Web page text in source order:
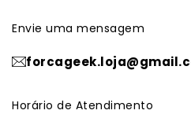
Envie uma mensagem
Horário de Atendimento